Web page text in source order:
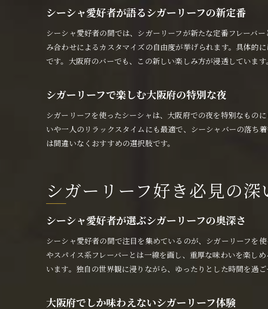
シーシャ愛好者が語るシガーリーフの新定番
シーシャ愛好者の間では、シガーリーフが新たな定番フレーバ
み合わせによるカスタマイズの自由度が挙げられます。具体的
です。大阪府のバーでも、この新しい楽しみ方が浸透しています。
シガーリーフで楽しむ大阪府の特別な夜
シガーリーフを使ったシーシャは、大阪府での夜を特別なもの
いや一人のリラックスタイムにも最適で、シーシャバーの落ち
は間違いなくおすすめの選択肢です。
シガーリーフ好き必見の
シーシャ愛好者が選ぶシガーリーフの奥深さ
シーシャ愛好者の間で注目を集めているのが、シガーリーフを
やスパイス系フレーバーとは一線を画し、重厚な味わいを楽し
います。独自の世界観に浸りながら、ゆったりとした時間を過
大阪府でしか味わえないシガーリーフ体験